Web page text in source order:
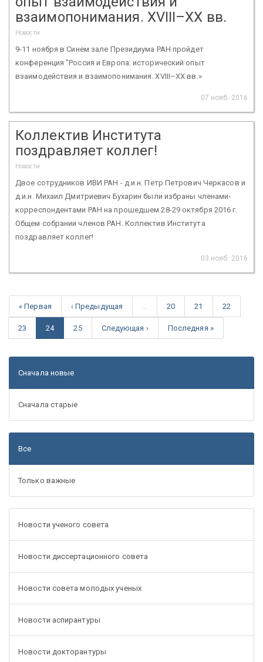
взаимопонимания. XVIII–XX вв.
Новости
9-11 ноября в Синем зале Президиума РАН пройдет
конференция "Россия и Европа: исторический опыт
взаимодействия и взаимопонимания. XVIII–XX вв.»
07 нояб. 2016
Коллектив Института
поздравляет коллег!
Новости
Двое сотрудников ИВИ РАН - д.и.н. Петр Петрович Черкасов и
д.и.н. Михаил Дмитриевич Бухарин были избраны членами-
корреспондентами РАН на прошедшем 28-29 октября 2016 г.
Общем собрании членов РАН. Коллектив Института
поздравляет коллег!
03 нояб. 2016
« Первая ‹ Предыдущая 20 21 22
23 24 25 Следующая › Последняя »
Сначала новые
Сначала старые
Все
Только важные
Новости ученого совета
Новости диссертационного совета
Новости совета молодых ученых
Новости аспирантуры
Новости докторантуры